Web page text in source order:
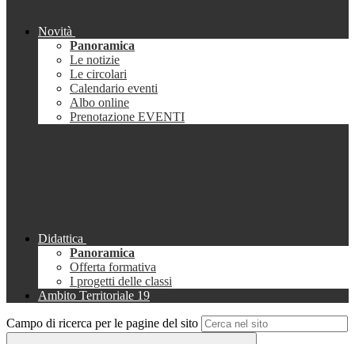
Novità
Panoramica
Le notizie
Le circolari
Calendario eventi
Albo online
Prenotazione EVENTI
Didattica
Panoramica
Offerta formativa
I progetti delle classi
Ambito Territoriale 19
Campo di ricerca per le pagine del sito